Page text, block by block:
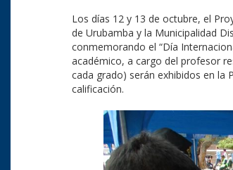
Los días 12 y 13 de octubre, el
de Urubamba y la Municipalidad
conmemorando el “Día
académico, a cargo del profesor
cada grado) serán exhibidos en la
calificación.